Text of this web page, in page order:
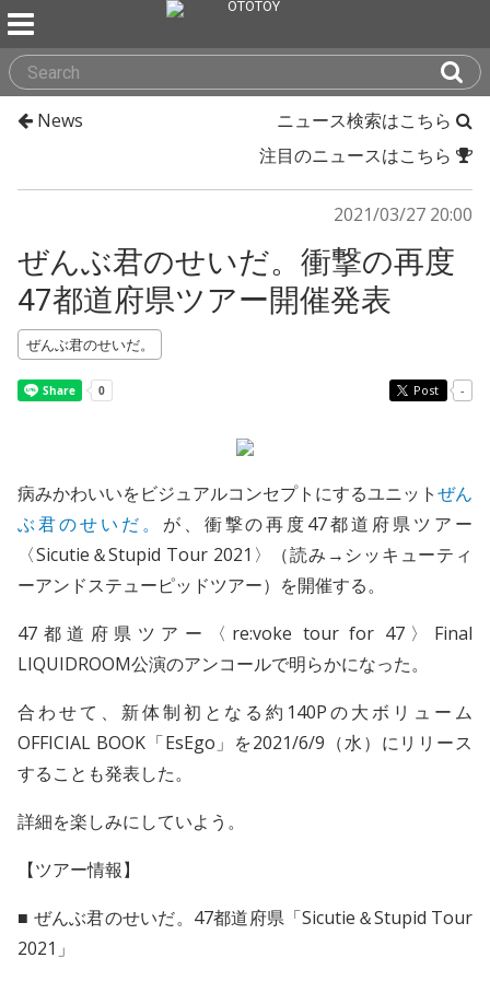
News
ニュース検索はこちら
注目のニュースはこちら
2021/03/27 20:00
ぜんぶ君のせいだ。衝撃の再度
47都道府県ツアー開催発表
ぜんぶ君のせいだ。
Post -
病みかわいいをビジュアルコンセプトにするユニットぜん
ぶ君のせいだ。 が、衝撃の再度47都道府県ツアー
〈Sicutie＆Stupid Tour 2021〉（読み→シッキューティ
ーアンドステューピッドツアー）を開催する。
47都道府県ツアー〈re:voke tour for 47〉Final
LIQUIDROOM公演のアンコールで明らかになった。
合わせて、新体制初となる約140Pの大ボリューム
OFFICIAL BOOK「EsEgo」を2021/6/9（水）にリリース
することも発表した。
詳細を楽しみにしていよう。
【ツアー情報】
■ ぜんぶ君のせいだ。47都道府県「Sicutie＆Stupid Tour
2021」